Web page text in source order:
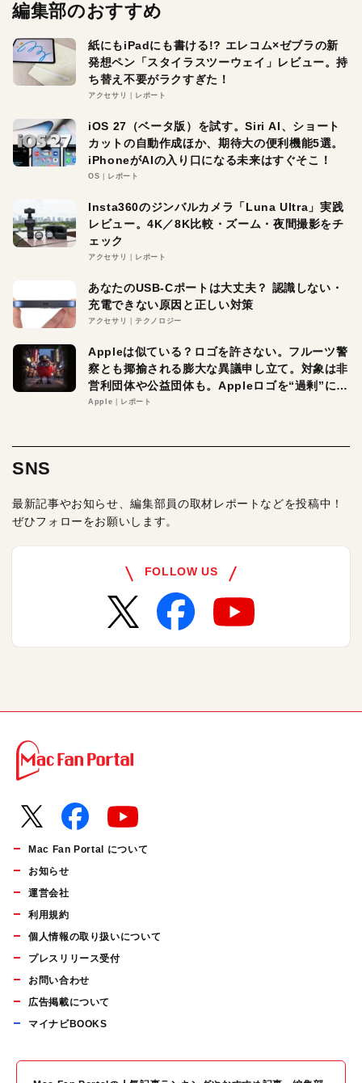
編集部のおすすめ
紙にもiPadにも書ける!? エレコム×ゼブラの新
発想ペン「スタイラスツーウェイ」レビュー。持
ち替え不要がラクすぎた！
アクセサリ レポート
iOS 27（ベータ版）を試す。Siri AI、ショート
カットの自動作成ほか、期待大の便利機能5選。
iPhoneがAIの入り口になる未来はすぐそこ！
OS レポート
Insta360のジンバルカメラ「Luna Ultra」実践
レビュー。4K／8K比較・ズーム・夜間撮影をチ
ェック
アクセサリ レポート
あなたのUSB-Cポートは大丈夫？ 認識しない・
充電できない原因と正しい対策
アクセサリ テクノロジー
Appleは似ている？ロゴを許さない。フルーツ警
察とも揶揄される膨大な異議申し立て。対象は非
営利団体や公益団体も。Appleロゴを“過剰”に守
る理由とは
Apple レポート
SNS
最新記事やお知らせ、編集部員の取材レポートなどを投稿中！
ぜひフォローをお願いします。
FOLLOW US
Mac Fan Portal について
お知らせ
運営会社
利用規約
個人情報の取り扱いについて
プレスリリース受付
お問い合わせ
広告掲載について
マイナビBOOKS